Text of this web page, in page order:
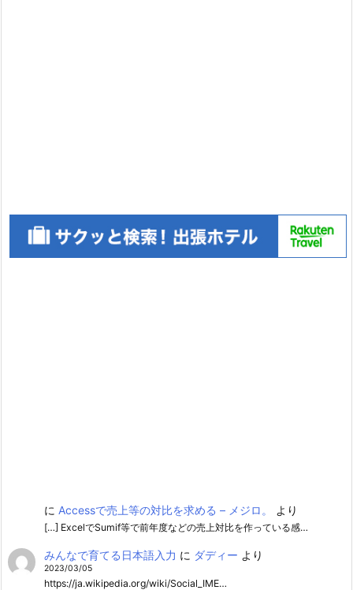
に Accessで売上等の対比を求める – メジロ。 より
[…] ExcelでSumif等で前年度などの売上対比を作っている感…
みんなで育てる日本語入力 に ダディー より
2023/03/05
https://ja.wikipedia.org/wiki/Social_IME…